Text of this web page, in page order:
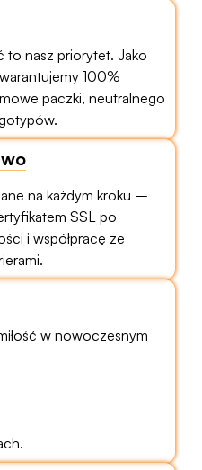
to nasz priorytet. Jako
100%
paczki, neutralnego
na każdym kroku –
SSL po
i współpracę ze
w nowoczesnym